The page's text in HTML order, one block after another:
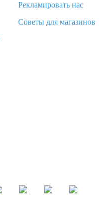
Рекламировать нас
Советы для магазинов